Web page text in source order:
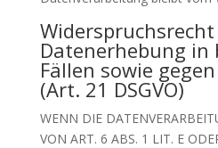
Datenerhebung in
Fällen sowie
(Art. 21 DSGVO)
WENN DIE
VON ART. 6 ABS. 1 LIT. E